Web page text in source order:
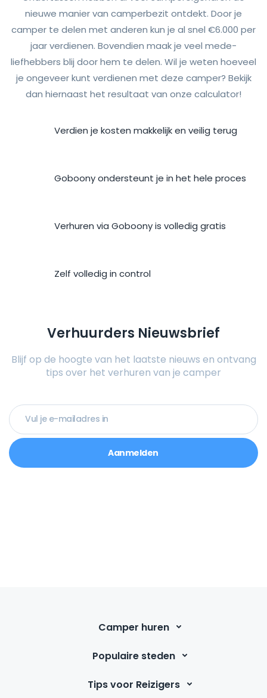
nieuwe manier van camperbezit ontdekt. Door je
camper te delen met anderen kun je al snel €6.000 per
jaar verdienen. Bovendien maak je veel mede-
liefhebbers blij door hem te delen. Wil je weten hoeveel
je ongeveer kunt verdienen met deze camper? Bekijk
dan hiernaast het resultaat van onze calculator!
Verdien je kosten makkelijk en veilig terug
Goboony ondersteunt je in het hele proces
Verhuren via Goboony is volledig gratis
Zelf volledig in control
Verhuurders Nieuwsbrief
Blijf op de hoogte van het laatste nieuws en ontvang
tips over het verhuren van je camper
Aanmelden
Camper huren
Populaire steden
Tips voor Reizigers